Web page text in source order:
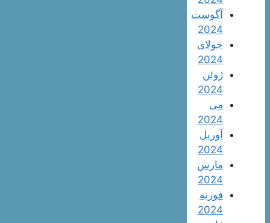
آگوست
2024
جولای
2024
ژوئن
2024
می
2024
آوریل
2024
مارس
2024
فوریه
2024